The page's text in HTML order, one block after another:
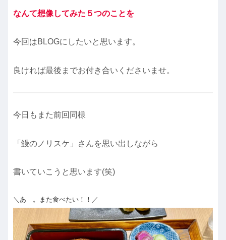
なんて想像してみた５つのことを
今回はBLOGにしたいと思います。
良ければ最後までお付き合いくださいませ。
今日もまた前回同様
「鰻のノリスケ」さんを思い出しながら
書いていこうと思います(笑)
＼あゝ。また食べたい！！／